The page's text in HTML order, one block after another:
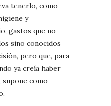
tenerlo, como
y
gastos que no
sino conocidos
pero que, para
ya creía haber
supone como